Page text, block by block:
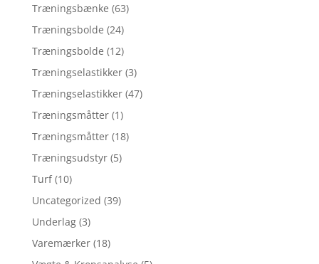
Træningsbænke (63)
Træningsbolde (24)
Træningsbolde (12)
Træningselastikker (3)
Træningselastikker (47)
Træningsmåtter (1)
Træningsmåtter (18)
Træningsudstyr (5)
Turf (10)
Uncategorized (39)
Underlag (3)
Varemærker (18)